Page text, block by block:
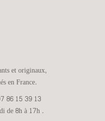
et originaux,
en France.
86 15 39 13
de 8h à 17h .